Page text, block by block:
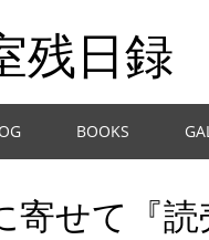
残日録
BOOKS
せて『読